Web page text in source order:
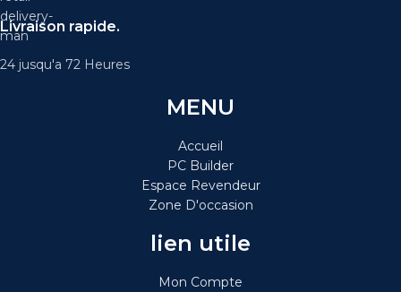
Livraison rapide.
24 jusqu'a 72 Heures
MENU
Accueil
PC Builder
Espace Revendeur
Zone D'occasion
lien utile
Mon Compte